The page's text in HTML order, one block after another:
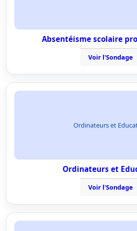
Absentéisme scolaire
Voir l'Sondage
Ordinateurs et
Ordinateurs et
Voir l'Sondage